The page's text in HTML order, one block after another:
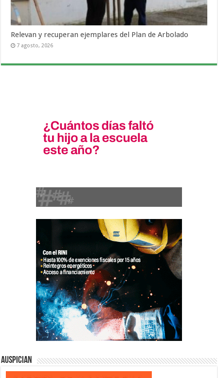
Relevan y recuperan ejemplares del Plan de Arbolado
7 agosto, 2026
Auspician